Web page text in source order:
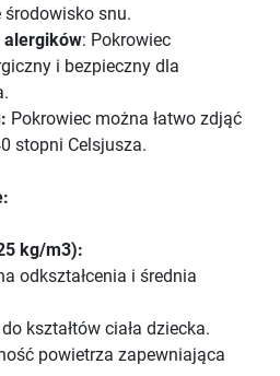
snu.
alergików: Pokrowiec
i bezpieczny dla
Pokrowiec można łatwo zdjąć
stopni Celsjusza.
kg/m3):
odkształcenia i średnia
kształtów ciała dziecka.
powietrza zapewniająca